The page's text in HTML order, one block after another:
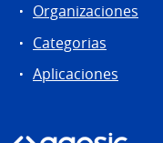
Organizaciones
Categorias
Aplicaciones